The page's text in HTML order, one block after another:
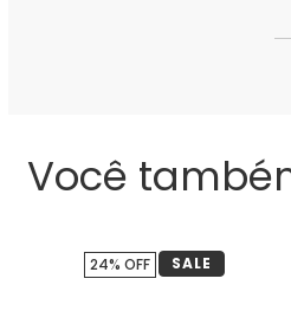
Você
24% OFF SALE